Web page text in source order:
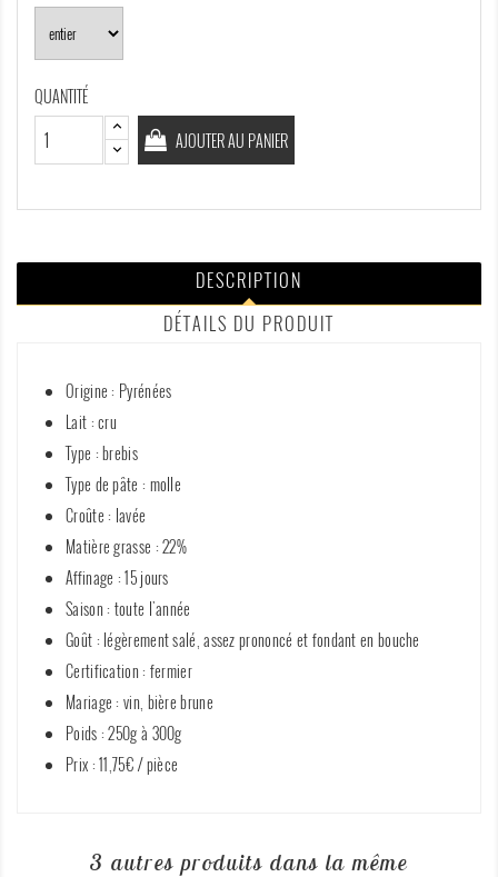
QUANTITÉ
AJOUTER AU PANIER
DESCRIPTION
DÉTAILS DU PRODUIT
Origine : Pyrénées
Lait : cru
Type : brebis
Type de pâte : molle
Croûte : lavée
Matière grasse : 22%
Affinage : 15 jours
Saison : toute l'année
Goût : légèrement salé, assez prononcé et fondant en bouche
Certification : fermier
Mariage : vin, bière brune
Poids : 250g à 300g
Prix : 11,75€ / pièce
3 autres produits dans la même